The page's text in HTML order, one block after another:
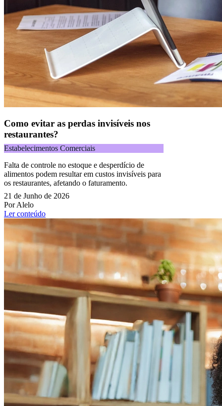
Como evitar as perdas invisíveis nos
restaurantes?
Estabelecimentos Comerciais
Falta de controle no estoque e desperdício de
alimentos podem resultar em custos invisíveis para
os restaurantes, afetando o faturamento.
21 de Junho de 2026
Por Alelo
Ler conteúdo